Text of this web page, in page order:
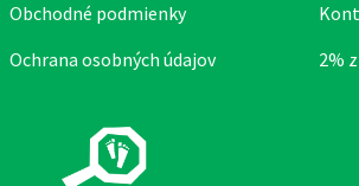
Obchodné podmienky
Ochrana osobných údajov
2%